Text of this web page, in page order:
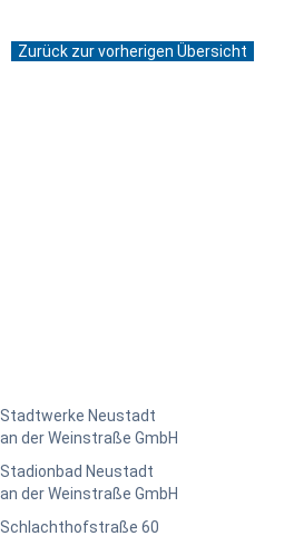
Zurück zur vorherigen Übersicht
Stadtwerke Neustadt
an der Weinstraße GmbH
Stadionbad Neustadt
an der Weinstraße GmbH
Schlachthofstraße 60